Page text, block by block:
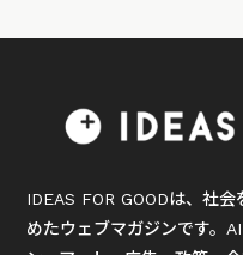
IDEAS FOR GOODは、社
めたウェブマガジンです。